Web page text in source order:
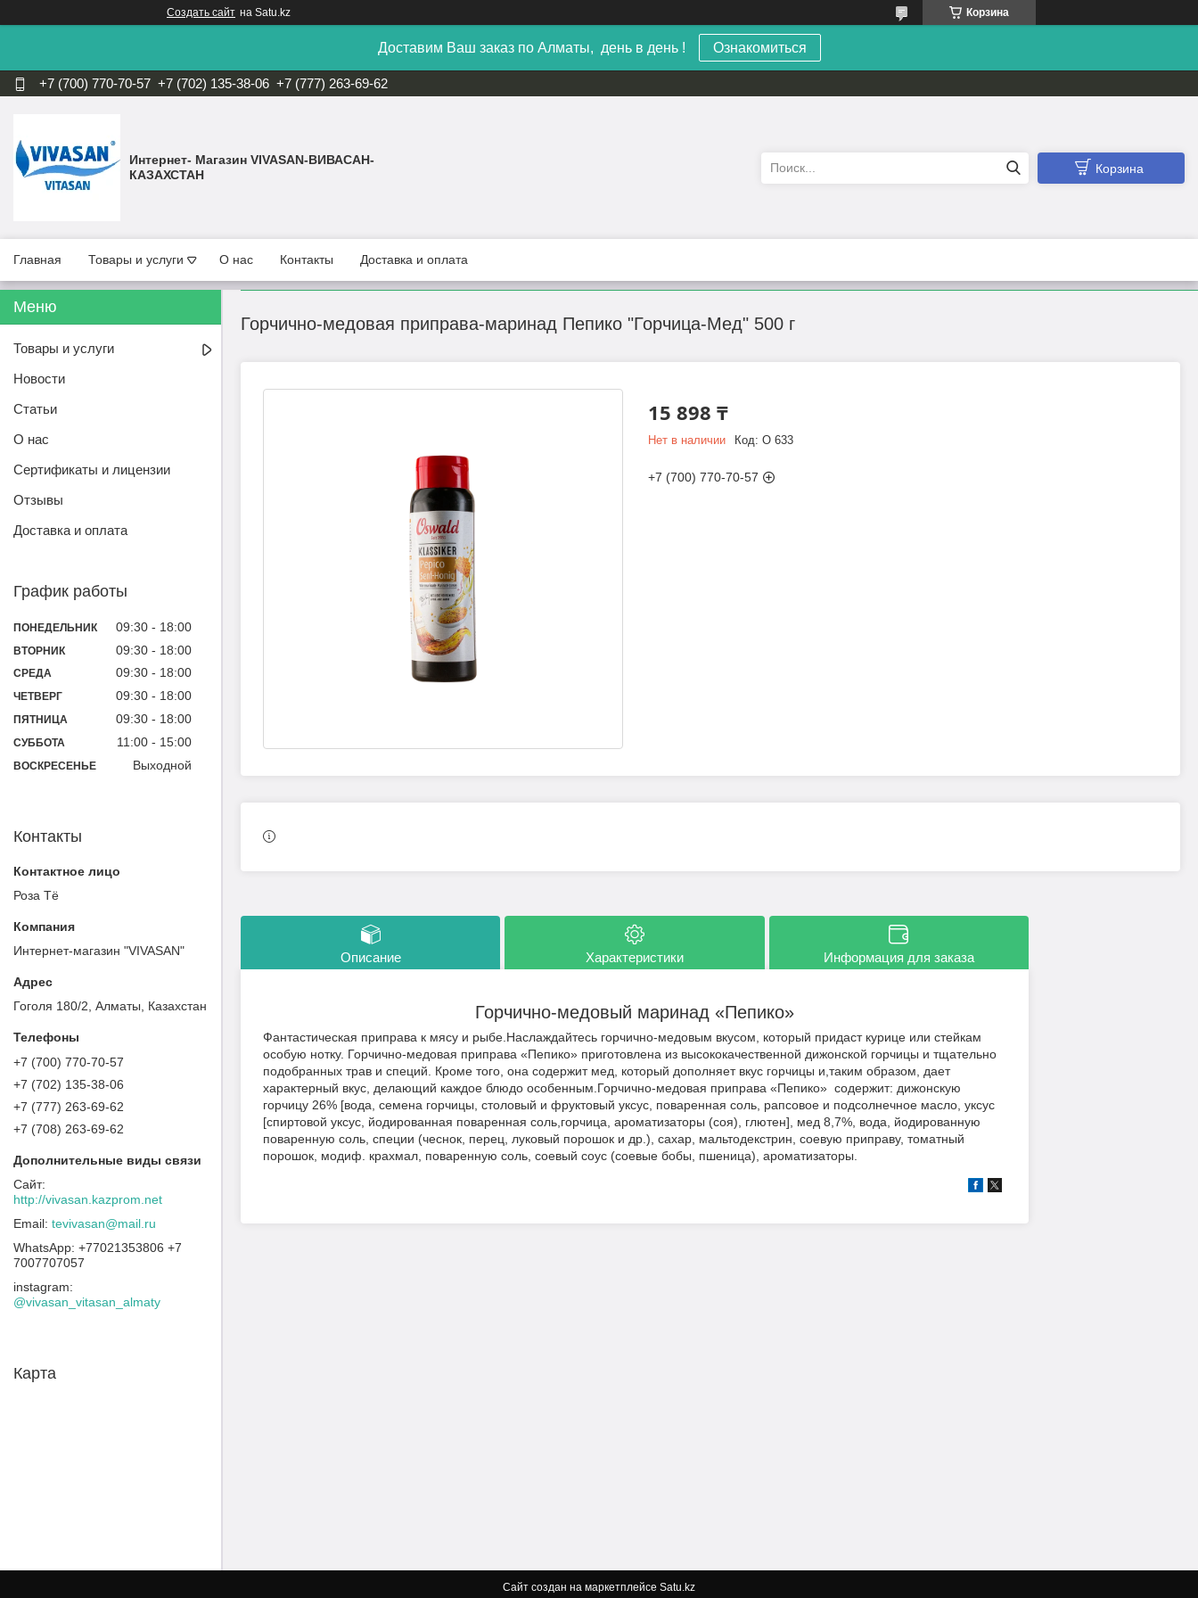
Создать сайт на Satu.kz Корзина
Доставим Ваш заказ по Алматы, день в день ! Ознакомиться
+7 (700) 770-70-57 +7 (702) 135-38-06 +7 (777) 263-69-62
Интернет- Магазин VIVASAN-ВИВАСАН-
КАЗАХСТАН
Корзина
Главная Товары и услуги О нас Контакты Доставка и оплата
Горчично-медовая приправа-маринад Пепико "Горчица-Мед" 500 г
15 898 ₸
Нет в наличии Код: O 633
+7 (700) 770-70-57
Описание Характеристики Информация для заказа
Горчично-медовый маринад «Пепико»
Фантастическая приправа к мясу и рыбе.Наслаждайтесь горчично-медовым вкусом, который придаст курице или стейкам
особую нотку. Горчично-медовая приправа «Пепико» приготовлена из высококачественной дижонской горчицы и тщательно
подобранных трав и специй. Кроме того, она содержит мед, который дополняет вкус горчицы и,таким образом, дает
характерный вкус, делающий каждое блюдо особенным.Горчично-медовая приправа «Пепико» содержит: дижонскую
горчицу 26% [вода, семена горчицы, столовый и фруктовый уксус, поваренная соль, рапсовое и подсолнечное масло, уксус
[спиртовой уксус, йодированная поваренная соль,горчица, ароматизаторы (соя), глютен], мед 8,7%, вода, йодированную
поваренную соль, специи (чеснок, перец, луковый порошок и др.), сахар, мальтодекстрин, соевую приправу, томатный
порошок, модиф. крахмал, поваренную соль, соевый соус (соевые бобы, пшеница), ароматизаторы.
Товары и услуги
Новости
Статьи
О нас
Сертификаты и лицензии
Отзывы
Доставка и оплата
График работы
ПОНЕДЕЛЬНИК 09:30 18:00
ВТОРНИК 09:30 18:00
СРЕДА 09:30 18:00
ЧЕТВЕРГ 09:30 18:00
ПЯТНИЦА 09:30 18:00
СУББОТА 11:00 15:00
ВОСКРЕСЕНЬЕ Выходной
Контакты
Роза Тё
Интернет-магазин "VIVASAN"
Гоголя 180/2, Алматы, Казахстан
+7 (700) 770-70-57
+7 (702) 135-38-06
+7 (777) 263-69-62
+7 (708) 263-69-62
http://vivasan.kazprom.net
tevivasan@mail.ru
+77021353806 +7
7007707057
instagram
@vivasan_vitasan_almaty
Карта
Сайт создан на маркетплейсе Satu.kz